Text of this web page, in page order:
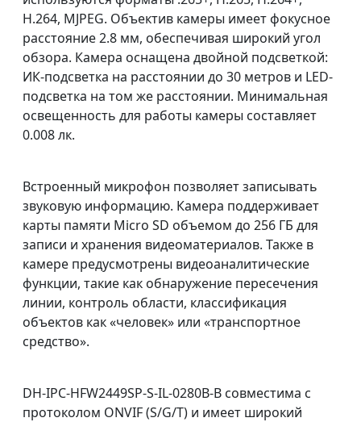
H.264, MJPEG. Объектив камеры имеет фокусное
расстояние 2.8 мм, обеспечивая широкий угол
обзора. Камера оснащена двойной подсветкой:
ИК-подсветка на расстоянии до 30 метров и LED-
подсветка на том же расстоянии. Минимальная
освещенность для работы камеры составляет
0.008 лк.
Встроенный микрофон позволяет записывать
звуковую информацию. Камера поддерживает
карты памяти Micro SD объемом до 256 ГБ для
записи и хранения видеоматериалов. Также в
камере предусмотрены видеоаналитические
функции, такие как обнаружение пересечения
линии, контроль области, классификация
объектов как «человек» или «транспортное
средство».
DH-IPC-HFW2449SP-S-IL-0280B-B совместима с
протоколом ONVIF (S/G/T) и имеет широкий